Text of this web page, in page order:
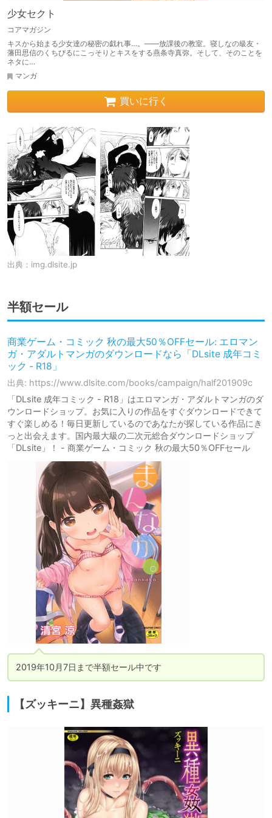
少女セクト
コアマガジン
キスから始まる少女達の秘密の戯れ事…。——放課後の教室。寝しなの級友・
藩田思信のくちびるにこっそりとキスをする燕条寺真弥。そして、そのことを
ネタに…
マンガ
買いに行く
出典： img.dlsite.jp
半額セール
商業ゲーム・コミック 秋の最大50％OFFセール: エロマン
ガ・アダルトマンガのダウンロードなら「DLsite 成年コミ
ック - R18」
出典: https://www.dlsite.com/books/campaign/half201909c
「DLsite 成年コミック - R18」はエロマンガ・アダルトマンガのダ
ウンロードショップ。お気に入りの作品をすぐダウンロードできて
すぐ楽しめる！毎日更新しているのであなたが探している作品にき
っと出会えます。国内最大級の二次元総合ダウンロードショップ
「DLsite」！ - 商業ゲーム・コミック 秋の最大50％OFFセール
2019年10月7日まで半額セール中です
【ズッキーニ】異種姦獄